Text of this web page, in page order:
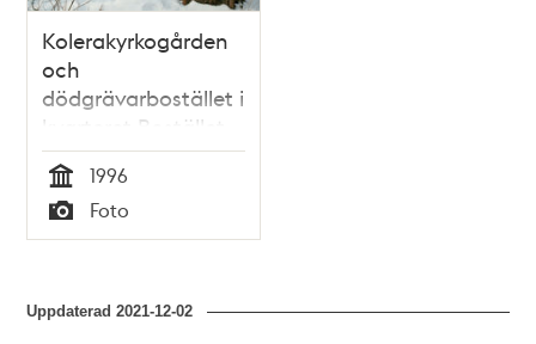
Kolerakyrkogården
och
dödgrävarbostället i
kvarteret Bostället
vid Skansbacken,
vintertid
Tid
1996
Typ
Foto
Uppdaterad2021-12-02